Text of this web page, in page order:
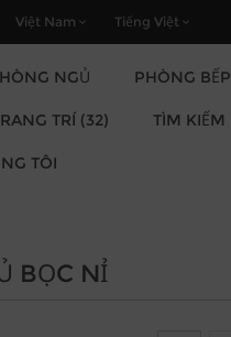
NGỦ PHÒNG BẾP
TRÍ (32) TÌM KIẾM
TÔI
BỌC NỈ